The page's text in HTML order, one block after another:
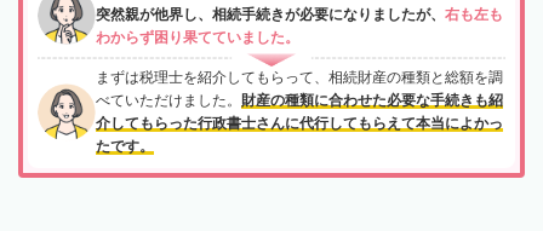
突然親が他界し、相続手続きが必要になりましたが、 右も左も
わからず困り果てていました。
まずは税理士を紹介してもらって、相続財産の種類と総額を調
べていただけました。 財産の種類に合わせた必要な手続きも紹
介してもらった行政書士さんに代行してもらえて本当によかっ
たです。